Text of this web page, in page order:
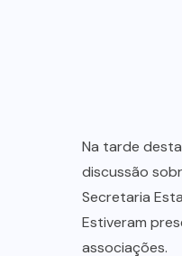
Na tarde
discussão
Secretaria
Estiveram
associações.